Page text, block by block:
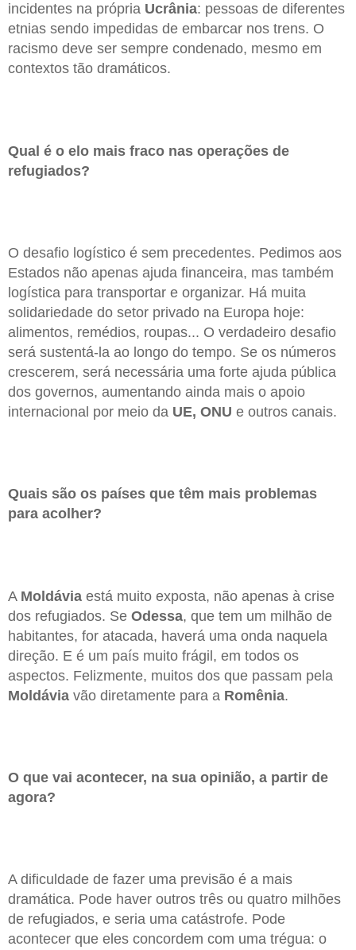
incidentes na própria Ucrânia: pessoas de diferentes
etnias sendo impedidas de embarcar nos trens. O
racismo deve ser sempre condenado, mesmo em
contextos tão dramáticos.
Qual é o elo mais fraco nas operações de
refugiados?
O desafio logístico é sem precedentes. Pedimos aos
Estados não apenas ajuda financeira, mas também
logística para transportar e organizar. Há muita
solidariedade do setor privado na Europa hoje:
alimentos, remédios, roupas... O verdadeiro desafio
será sustentá-la ao longo do tempo. Se os números
crescerem, será necessária uma forte ajuda pública
dos governos, aumentando ainda mais o apoio
internacional por meio da UE, ONU e outros canais.
Quais são os países que têm mais problemas
para acolher?
A Moldávia está muito exposta, não apenas à crise
dos refugiados. Se Odessa, que tem um milhão de
habitantes, for atacada, haverá uma onda naquela
direção. E é um país muito frágil, em todos os
aspectos. Felizmente, muitos dos que passam pela
Moldávia vão diretamente para a Romênia.
O que vai acontecer, na sua opinião, a partir de
agora?
A dificuldade de fazer uma previsão é a mais
dramática. Pode haver outros três ou quatro milhões
de refugiados, e seria uma catástrofe. Pode
acontecer que eles concordem com uma trégua: o